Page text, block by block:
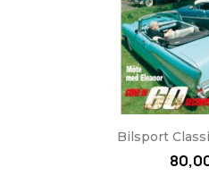
Bilsport